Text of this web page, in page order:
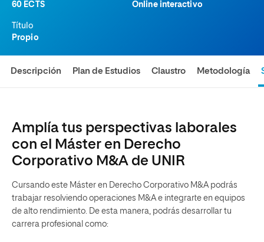
60 ECTS
Online interactivo
Título
Propio
Descripción Plan de Estudios Claustro Metodología
Amplía tus perspectivas laborales
con el Máster en Derecho
Corporativo M&A de UNIR
Cursando este Máster en Derecho Corporativo M&A podrás
trabajar resolviendo operaciones M&A e integrarte en equipos
de alto rendimiento. De esta manera, podrás desarrollar tu
carrera profesional como: